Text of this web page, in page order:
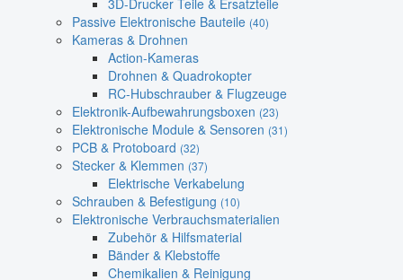
3D-Drucker Teile & Ersatzteile
Passive Elektronische Bauteile (40)
Kameras & Drohnen
Action-Kameras
Drohnen & Quadrokopter
RC-Hubschrauber & Flugzeuge
Elektronik-Aufbewahrungsboxen (23)
Elektronische Module & Sensoren (31)
PCB & Protoboard (32)
Stecker & Klemmen (37)
Elektrische Verkabelung
Schrauben & Befestigung (10)
Elektronische Verbrauchsmaterialien
Zubehör & Hilfsmaterial
Bänder & Klebstoffe
Chemikalien & Reinigung